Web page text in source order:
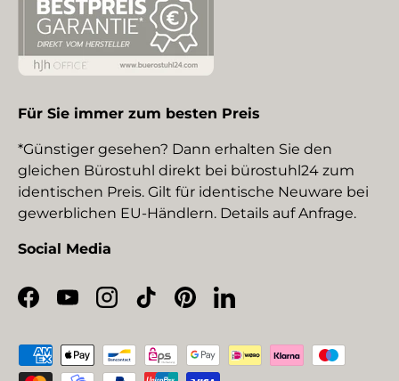
Für Sie immer zum besten Preis
*Günstiger gesehen? Dann erhalten Sie den
gleichen Bürostuhl direkt bei bürostuhl24 zum
identischen Preis. Gilt für identische Neuware bei
gewerblichen EU-Händlern. Details auf Anfrage.
Social Media
Facebook
YouTubeInstagram
TikTokPinterestLinkedIn
Zahlungsmethoden